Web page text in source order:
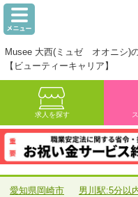
Musee 大西(ミュゼ オオニシ)
【ビューティーキャリア】
求人を探す
愛知県岡崎市 男川駅:5分以